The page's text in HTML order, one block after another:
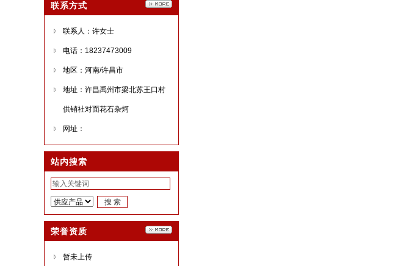
联系方式
联系人：许女士
电话：18237473009
地区：河南/许昌市
地址：许昌禹州市梁北苏王口村
供销社对面花石杂炣
网址：
站内搜索
荣誉资质
暂未上传